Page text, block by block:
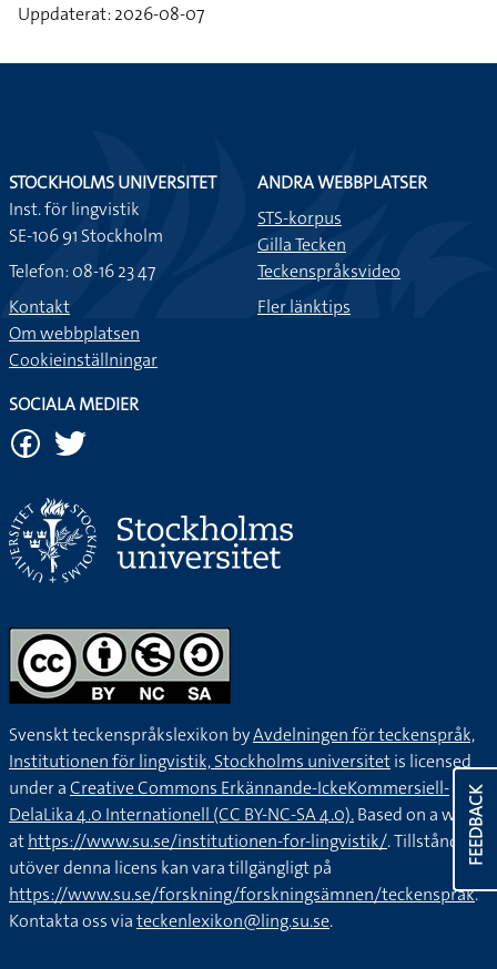
Uppdaterat: 2026-08-07
FEEDBACK
STOCKHOLMS UNIVERSITET
Inst. för lingvistik
SE-106 91 Stockholm
Telefon: 08-16 23 47
Kontakt
Om webbplatsen
Cookieinställningar
ANDRA WEBBPLATSER
STS-korpus
Gilla Tecken
Teckenspråksvideo
Fler länktips
SOCIALA MEDIER
Svenskt teckenspråkslexikon byAvdelningen för teckenspråk,
Institutionen för lingvistik, Stockholms universitetis licensed
under aCreative Commons Erkännande-IckeKommersiell-
DelaLika 4.0 Internationell (CC BY-NC-SA 4.0).Based on a work
athttps://www.su.se/institutionen-for-lingvistik/. Tillstånd
utöver denna licens kan vara tillgängligt på
https://www.su.se/forskning/forskningsämnen/teckenspråk.
Kontakta oss viateckenlexikon@ling.su.se.